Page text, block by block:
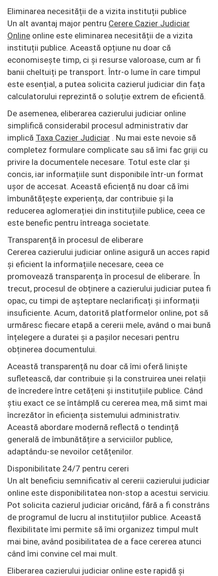
Eliminarea necesității de a vizita instituții publice
Un alt avantaj major pentru Cerere Cazier Judiciar
Online online este eliminarea necesității de a vizita
instituții publice. Această opțiune nu doar că
economisește timp, ci și resurse valoroase, cum ar fi
banii cheltuiți pe transport. Într-o lume în care timpul
este esențial, a putea solicita cazierul judiciar din fața
calculatorului reprezintă o soluție extrem de eficientă.
De asemenea, eliberarea cazierului judiciar online
simplifică considerabil procesul administrativ dar
implică Taxa Cazier Judiciar . Nu mai este nevoie să
completez formulare complicate sau să îmi fac griji cu
privire la documentele necesare. Totul este clar și
concis, iar informațiile sunt disponibile într-un format
ușor de accesat. Această eficiență nu doar că îmi
îmbunătățește experiența, dar contribuie și la
reducerea aglomerației din instituțiile publice, ceea ce
este benefic pentru întreaga societate.
Transparență în procesul de eliberare
Cererea cazierului judiciar online asigură un acces rapid
și eficient la informațiile necesare, ceea ce
promovează transparența în procesul de eliberare. În
trecut, procesul de obținere a cazierului judiciar putea fi
opac, cu timpi de așteptare neclarificați și informații
insuficiente. Acum, datorită platformelor online, pot să
urmăresc fiecare etapă a cererii mele, având o mai bună
înțelegere a duratei și a pașilor necesari pentru
obținerea documentului.
Această transparență nu doar că îmi oferă liniște
sufletească, dar contribuie și la construirea unei relații
de încredere între cetățeni și instituțiile publice. Când
știu exact ce se întâmplă cu cererea mea, mă simt mai
încrezător în eficiența sistemului administrativ.
Această abordare modernă reflectă o tendință
generală de îmbunătățire a serviciilor publice,
adaptându-se nevoilor cetățenilor.
Disponibilitate 24/7 pentru cereri
Un alt beneficiu semnificativ al cererii cazierului judiciar
online este disponibilitatea non-stop a acestui serviciu.
Pot solicita cazierul judiciar oricând, fără a fi constrâns
de programul de lucru al instituțiilor publice. Această
flexibilitate îmi permite să îmi organizez timpul mult
mai bine, având posibilitatea de a face cererea atunci
când îmi convine cel mai mult.
Eliberarea cazierului judiciar online este rapidă și